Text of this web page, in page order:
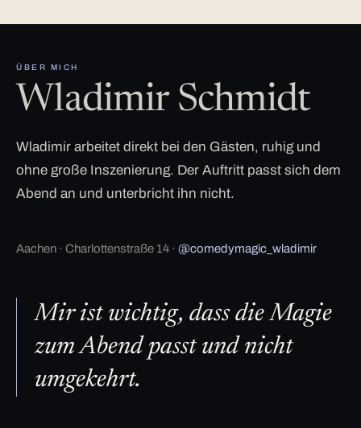
ÜBER MICH
Wladimir Schmidt
Wladimir arbeitet direkt bei den Gästen, ruhig und
ohne große Inszenierung. Der Auftritt passt sich dem
Abend an und unterbricht ihn nicht.
Aachen · Charlottenstraße 14 · @comedymagic_wladimir
Mir ist wichtig, dass die Magie
zum Abend passt und nicht
umgekehrt.